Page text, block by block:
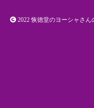
2022恢徳堂のヨーシャさん